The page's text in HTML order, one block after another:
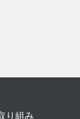
り組み